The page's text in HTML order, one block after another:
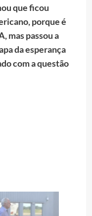
que ficou
porque é
mas passou a
da esperança
com a questão